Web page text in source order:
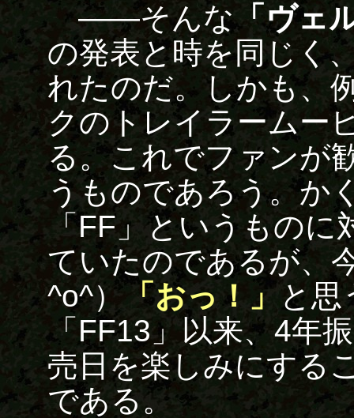
――そんな「ヴェ
の発表と時を同じく
れたのだ。しかも、
クのトレイラームー
る。これでファンが
うものであろう。か
「FF」というもの
ていたのであるが、
^o^） 「おっ！」 と思
「FF13」以来、4年
売日を楽しみにする
である。